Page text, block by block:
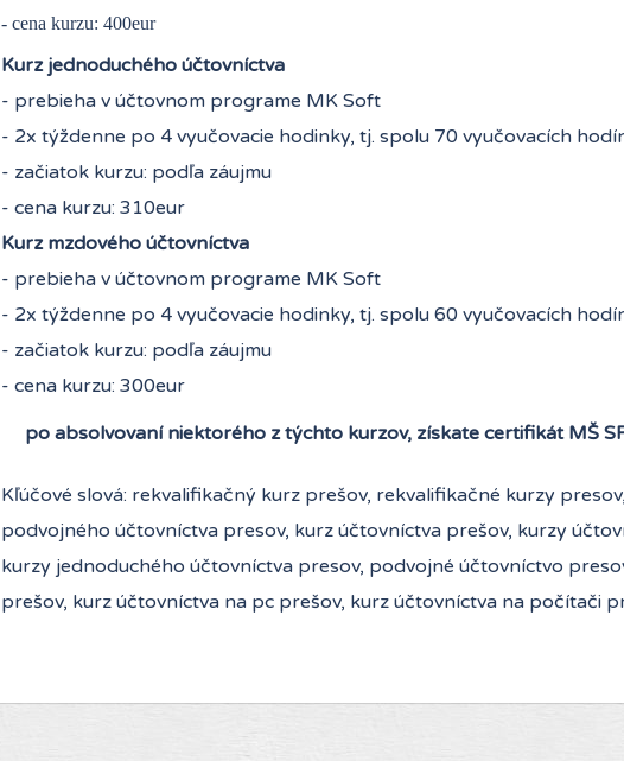
- cena kurzu: 400eur
Kurz jednoduchého účtovníctva
- prebieha v účtovnom programe MK Soft
- 2x týždenne po 4 vyučovacie hodinky, tj. spolu 70 vyučovacích
- začiatok kurzu: podľa záujmu
- cena kurzu: 310eur
Kurz mzdového účtovníctva
- prebieha v účtovnom programe MK Soft
- 2x týždenne po 4 vyučovacie hodinky, tj. spolu 60 vyučovacích
- začiatok kurzu: podľa záujmu
- cena kurzu: 300eur
po absolvovaní niektorého z týchto kurzov, získate certifikát MŠ
Kľúčové slová: rekvalifikačný kurz prešov, rekvalifikačné kurzy
podvojného účtovníctva presov, kurz účtovníctva prešov, kurzy
kurzy jednoduchého účtovníctva presov, podvojné účtovníctvo
prešov, kurz účtovníctva na pc prešov, kurz účtovníctva na počítači